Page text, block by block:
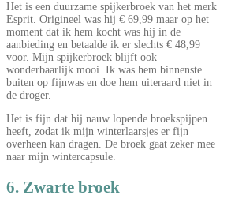
Het is een duurzame spijkerbroek van het merk
Esprit. Origineel was hij € 69,99 maar op het
moment dat ik hem kocht was hij in de
aanbieding en betaalde ik er slechts € 48,99
voor. Mijn spijkerbroek blijft ook
wonderbaarlijk mooi. Ik was hem binnenste
buiten op fijnwas en doe hem uiteraard niet in
de droger.
Het is fijn dat hij nauw lopende broekspijpen
heeft, zodat ik mijn winterlaarsjes er fijn
overheen kan dragen. De broek gaat zeker mee
naar mijn wintercapsule.
6. Zwarte broek